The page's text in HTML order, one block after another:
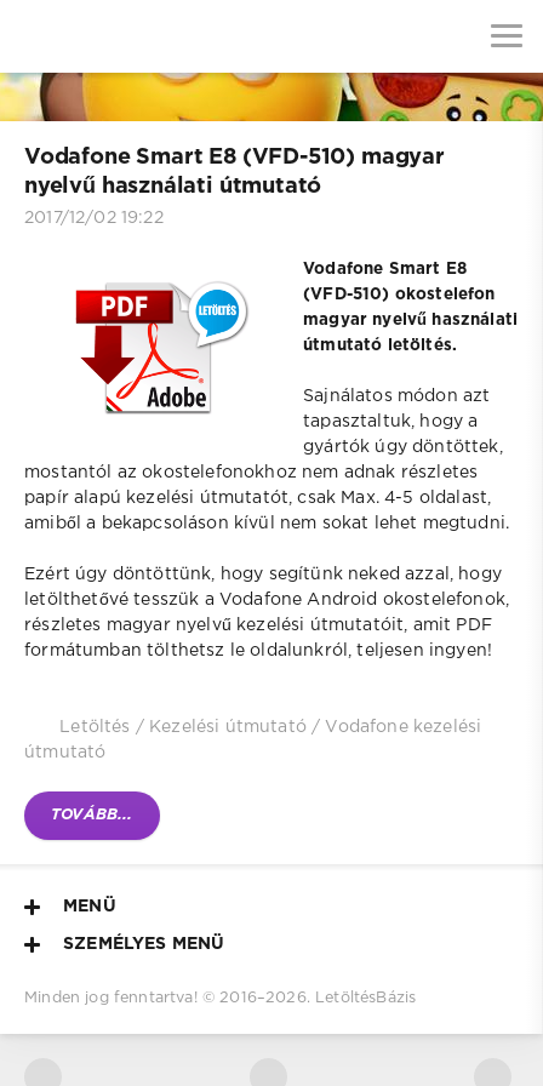
Vodafone Smart E8 (VFD-510) magyar
nyelvű használati útmutató
2017/12/02 19:22
Vodafone Smart E8
(VFD-510) okostelefon
magyar nyelvű használati
útmutató letöltés.
Sajnálatos módon azt
tapasztaltuk, hogy a
gyártók úgy döntöttek,
mostantól az okostelefonokhoz nem adnak részletes
papír alapú kezelési útmutatót, csak Max. 4-5 oldalast,
amiből a bekapcsoláson kívül nem sokat lehet megtudni.
Ezért úgy döntöttünk, hogy segítünk neked azzal, hogy
letölthetővé tesszük a Vodafone Android okostelefonok,
részletes magyar nyelvű kezelési útmutatóit, amit PDF
formátumban tölthetsz le oldalunkról, teljesen ingyen!
Letöltés / Kezelési útmutató / Vodafone kezelési
útmutató
TOVÁBB...
MENÜ
SZEMÉLYES MENÜ
Minden jog fenntartva! © 2016–2026. LetöltésBázis